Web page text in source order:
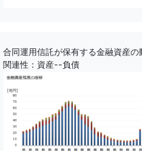
合同運用信託が保有する金融資産の
関連性：資産--負債